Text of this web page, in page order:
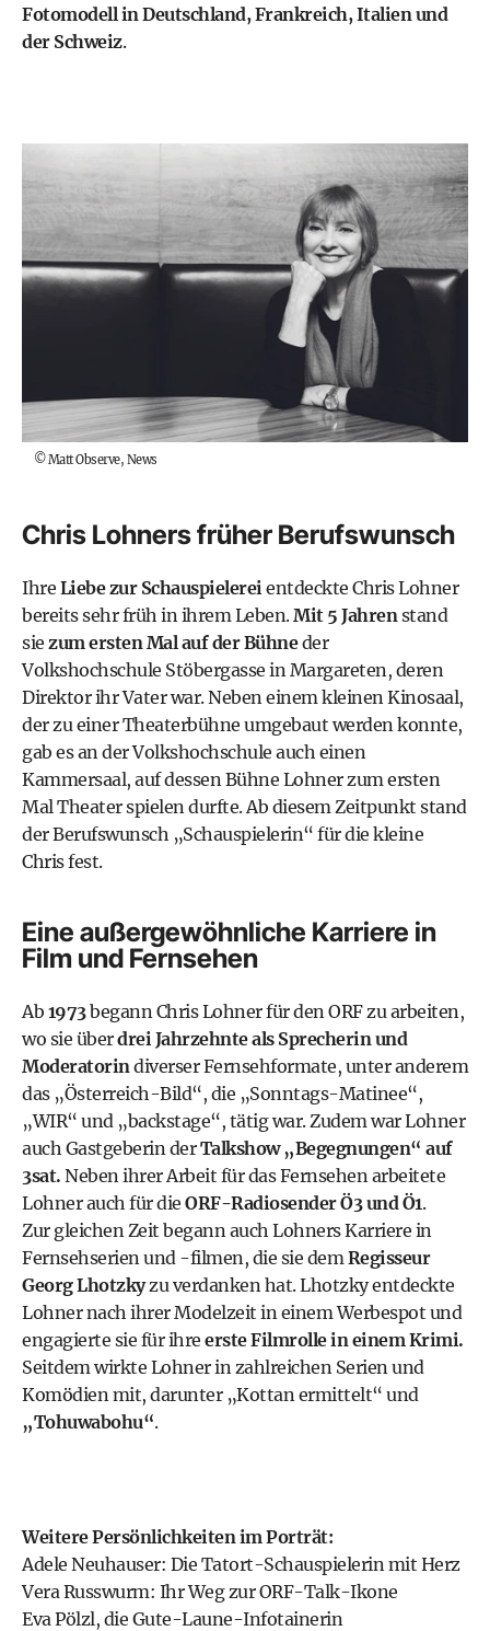
Fotomodell in Deutschland, Frankreich, Italien und
der Schweiz.
©Matt Observe, News
Chris Lohners früher Berufswunsch
Ihre Liebe zur Schauspielerei entdeckte Chris Lohner
bereits sehr früh in ihrem Leben.Mit 5 Jahren stand
sie zum ersten Mal auf der Bühneder
Volkshochschule Stöbergasse in Margareten , deren
Direktor ihr Vater war. Neben einem kleinen Kinosaal,
der zu einer Theaterbühne umgebaut werden konnte,
gab es an der Volkshochschule auch einen
Kammersaal, auf dessen Bühne Lohner zum ersten
Mal Theater spielen durfte. Ab diesem Zeitpunkt stand
der Berufswunsch „Schauspielerin“ für die kleine
Chris fest.
Eine außergewöhnliche Karriere in
Film und Fernsehen
Ab 1973begann Chris Lohner für den ORFzu arbeiten,
wo sie überdrei Jahrzehnte als Sprecherin und
Moderatorin diverser Fernsehformate, unter anderem
das „Österreich-Bild“, die „Sonntags-Matinee“,
„WIR“ und „backstage“, tätig war. Zudem war Lohner
auch Gastgeberin derTalkshow „Begegnungen“ auf
3sat. Neben ihrer Arbeit für das Fernsehen arbeitete
Lohner auch für die ORF-Radiosender Ö3 und Ö1.
Zur gleichen Zeit begann auch Lohners Karriere in
Fernsehserien und -filmen, die sie dem Regisseur
Georg Lhotzkyzu verdanken hat. Lhotzky entdeckte
Lohner nach ihrer Modelzeit in einem Werbespot und
engagierte sie für ihre erste Filmrolle in einem Krimi.
Seitdem wirkte Lohner in zahlreichen Serien und
Komödien mit, darunter „Kottan ermittelt“ und
„Tohuwabohu“.
Weitere Persönlichkeiten im Porträt:
Adele Neuhauser: Die Tatort-Schauspielerin mit Herz
Vera Russwurm: Ihr Weg zur ORF-Talk-Ikone
Eva Pölzl, die Gute-Laune-Infotainerin